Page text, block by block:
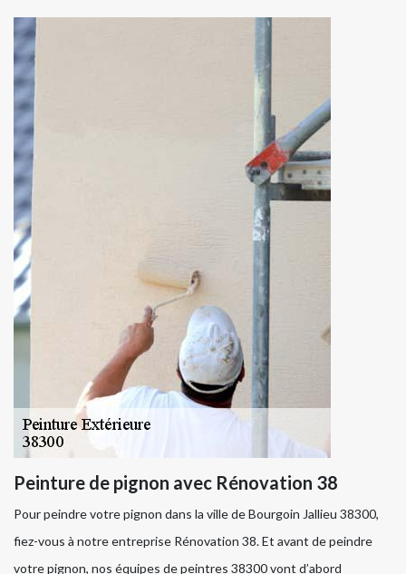
Peinture de pignon avec Rénovation 38
Pour peindre votre pignon dans la ville de Bourgoin Jallieu 38300,
fiez-vous à notre entreprise Rénovation 38. Et avant de peindre
votre pignon, nos équipes de peintres 38300 vont d’abord